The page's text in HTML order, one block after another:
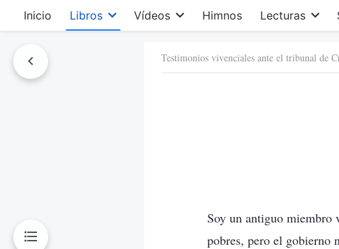
Inicio Libros Vídeos Himnos Lecturas
Testimonios vivenciales ante el tribunal de
Soy un antiguo miembro
pobres, pero el gobierno